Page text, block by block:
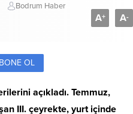
Bodrum Haber
A+ A-
OL
açıkladı. Temmuz,
III. çeyrekte, yurt içinde